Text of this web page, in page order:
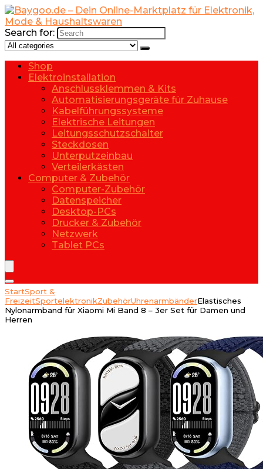
Search for:
Shop
Elektroinstallation
Anschlussklemmen & Kits
Automatisierungsgeräte für Zuhause
Kabelführungssysteme
Elektrische Leitungen
Leitungsschutzschalter
Steckdosen
Unterputzeinbau
Verteilerkästen
Computer & Zubehör
Computer-Zubehör
Datenspeicher
Desktop-PCs
Drucker & Zubehör
Netzwerk
Tablet PCs
StartSport &
FreizeitSportelektronikZubehörUhrenarmbänderElastisches
Nylonarmband für Xiaomi Mi Band 8 – 3er Set für Damen und
Herren